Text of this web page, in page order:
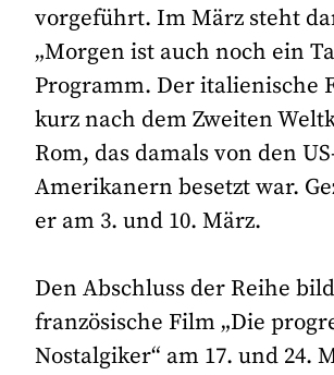
vorgeführt. Im März steht
„Morgen ist auch noch ein
Programm. Der italienische
kurz nach dem Zweiten
Rom, das damals von den
Amerikanern besetzt war.
er am 3. und 10. März.
Den Abschluss der Reihe
französische Film „Die
Nostalgiker“ am 17. und 24.